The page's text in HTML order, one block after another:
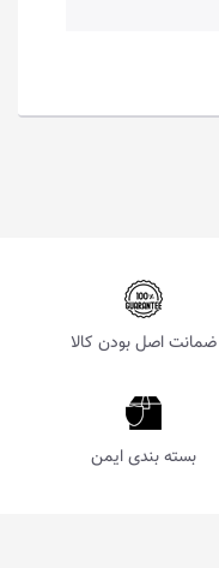
ضمانت اصل بودن کالا
بسته بندی ایمن